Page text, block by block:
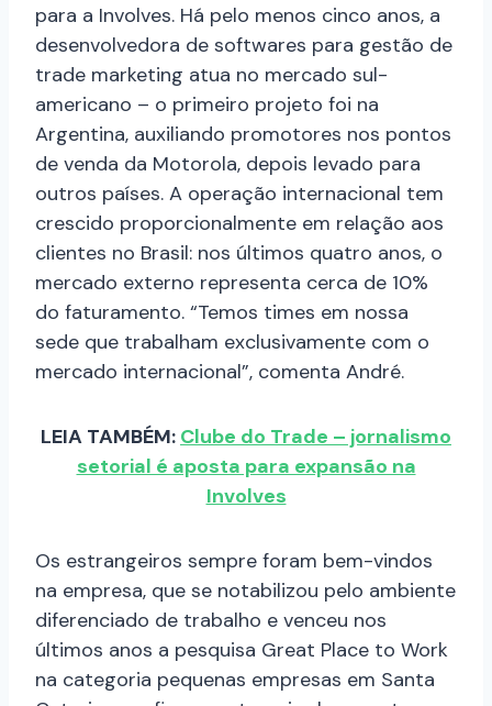
para a Involves. Há pelo menos cinco anos, a
desenvolvedora de softwares para gestão de
trade marketing atua no mercado sul-
americano – o primeiro projeto foi na
Argentina, auxiliando promotores nos pontos
de venda da Motorola, depois levado para
outros países. A operação internacional tem
crescido proporcionalmente em relação aos
clientes no Brasil: nos últimos quatro anos, o
mercado externo representa cerca de 10%
do faturamento. “Temos times em nossa
sede que trabalham exclusivamente com o
mercado internacional”, comenta André.
LEIA TAMBÉM: Clube do Trade – jornalismo
setorial é aposta para expansão na
Involves
Os estrangeiros sempre foram bem-vindos
na empresa, que se notabilizou pelo ambiente
diferenciado de trabalho e venceu nos
últimos anos a pesquisa Great Place to Work
na categoria pequenas empresas em Santa